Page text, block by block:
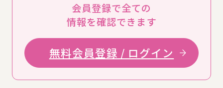
会員登録で全ての
情報を確認できます
無料会員登録 / ログイン